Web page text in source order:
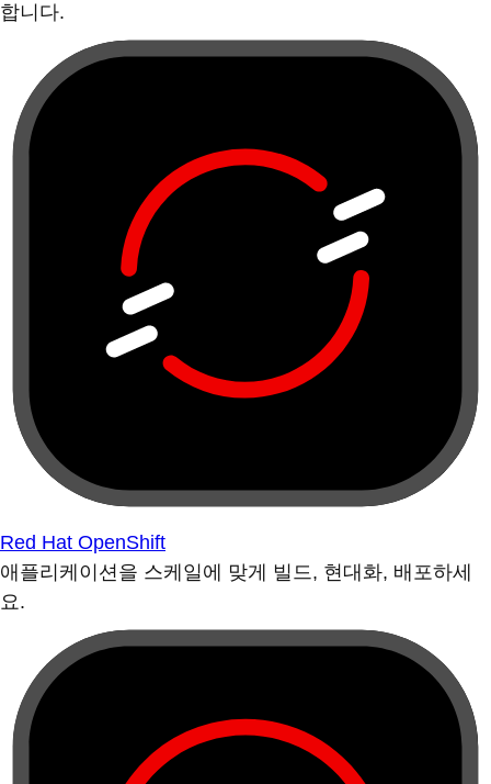
합니다.
Red Hat OpenShift
애플리케이션을 스케일에 맞게 빌드, 현대화, 배포하세
요.